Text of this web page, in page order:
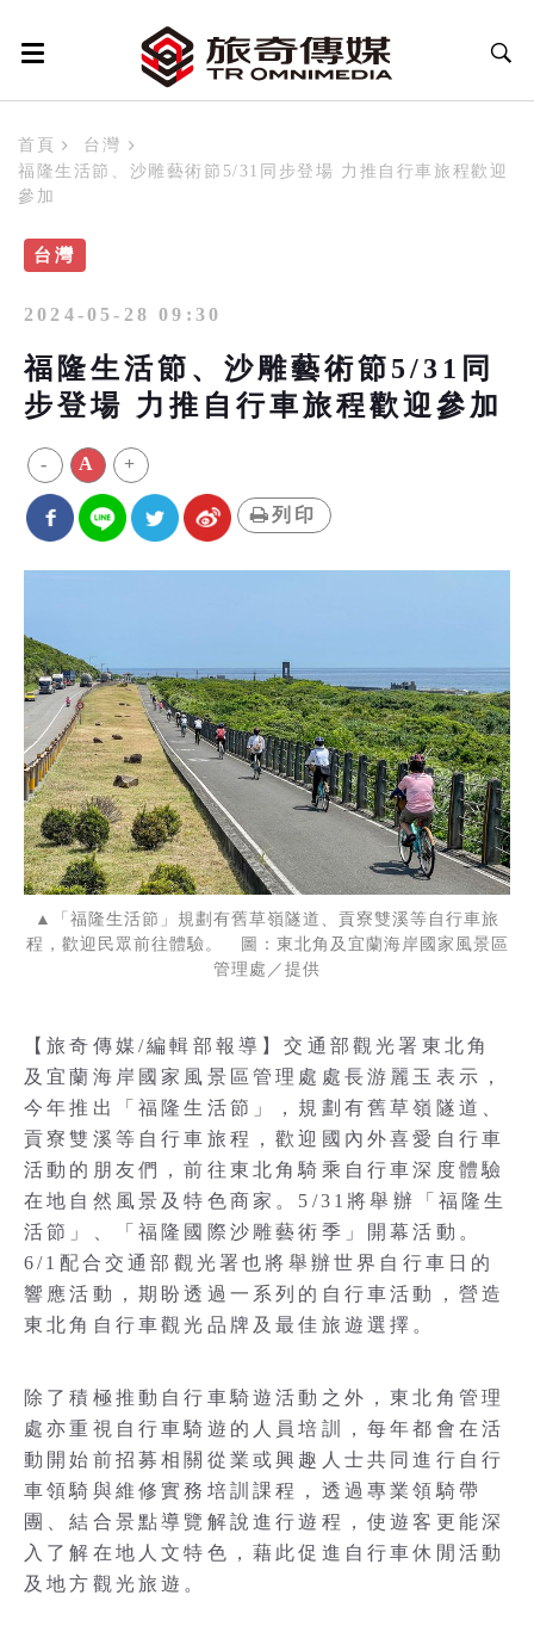
首頁
台灣
福隆生活節、沙雕藝術節5/31同步登場 力推自行車旅程歡迎
參加
台灣
2024-05-28 09:30
福隆生活節、沙雕藝術節5/31同
步登場 力推自行車旅程歡迎參加
- A +
列印
▲「福隆生活節」規劃有舊草嶺隧道、貢寮雙溪等自行車旅
程，歡迎民眾前往體驗。 圖：東北角及宜蘭海岸國家風景區
管理處／提供
【旅奇傳媒/編輯部報導】交通部觀光署東北角
及宜蘭海岸國家風景區管理處處長游麗玉表示，
今年推出「福隆生活節」，規劃有舊草嶺隧道、
貢寮雙溪等自行車旅程，歡迎國內外喜愛自行車
活動的朋友們，前往東北角騎乘自行車深度體驗
在地自然風景及特色商家。5/31將舉辦「福隆生
活節」、「福隆國際沙雕藝術季」開幕活動。
6/1配合交通部觀光署也將舉辦世界自行車日的
響應活動，期盼透過一系列的自行車活動，營造
東北角自行車觀光品牌及最佳旅遊選擇。
除了積極推動自行車騎遊活動之外，東北角管理
處亦重視自行車騎遊的人員培訓，每年都會在活
動開始前招募相關從業或興趣人士共同進行自行
車領騎與維修實務培訓課程，透過專業領騎帶
團、結合景點導覽解說進行遊程，使遊客更能深
入了解在地人文特色，藉此促進自行車休閒活動
及地方觀光旅遊。